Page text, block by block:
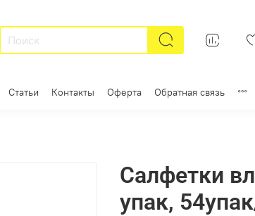
Статьи Контакты Оферта Обратная связь
Салфетки
упак,